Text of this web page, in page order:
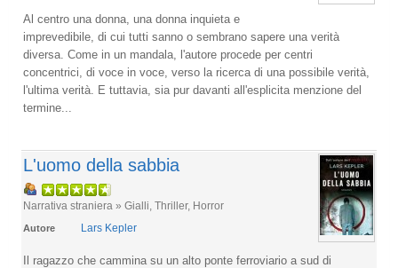
Al centro una donna, una donna inquieta e
imprevedibile, di cui tutti sanno o sembrano sapere una verità
diversa. Come in un mandala, l'autore procede per centri
concentrici, di voce in voce, verso la ricerca di una possibile verità,
l'ultima verità. E tuttavia, sia pur davanti all'esplicita menzione del
termine...
L'uomo della sabbia
Narrativa straniera » Gialli, Thriller, Horror
Autore Lars Kepler
Il ragazzo che cammina su un alto ponte ferroviario a sud di